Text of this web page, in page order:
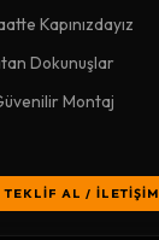
Kapınızdayız
Dokunuşlar
Montaj
TEKLİF AL / İLETİŞİM